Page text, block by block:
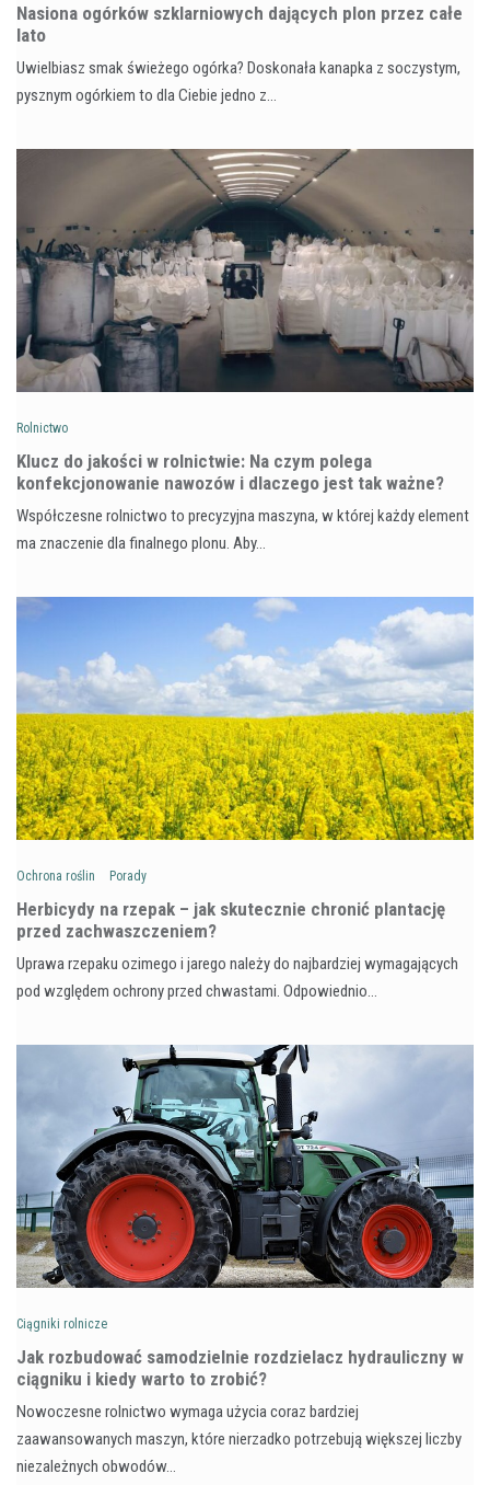
Nasiona ogórków szklarniowych dających plon przez całe
lato
Uwielbiasz smak świeżego ogórka? Doskonała kanapka z soczystym,
pysznym ogórkiem to dla Ciebie jedno z…
Rolnictwo
Klucz do jakości w rolnictwie: Na czym polega
konfekcjonowanie nawozów i dlaczego jest tak ważne?
Współczesne rolnictwo to precyzyjna maszyna, w której każdy element
ma znaczenie dla finalnego plonu. Aby…
Ochrona roślin Porady
Herbicydy na rzepak – jak skutecznie chronić plantację
przed zachwaszczeniem?
Uprawa rzepaku ozimego i jarego należy do najbardziej wymagających
pod względem ochrony przed chwastami. Odpowiednio…
Ciągniki rolnicze
Jak rozbudować samodzielnie rozdzielacz hydrauliczny w
ciągniku i kiedy warto to zrobić?
Nowoczesne rolnictwo wymaga użycia coraz bardziej
zaawansowanych maszyn, które nierzadko potrzebują większej liczby
niezależnych obwodów…